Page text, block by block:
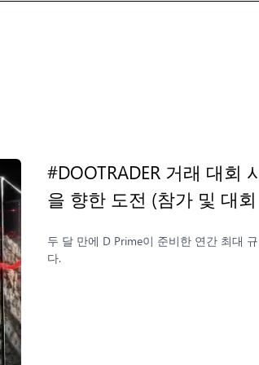
#DOOTRADER 거래 대회
을 향한 도전 (참가 및 대
두 달 만에 D Prime이 준비한 연간 최대
다.